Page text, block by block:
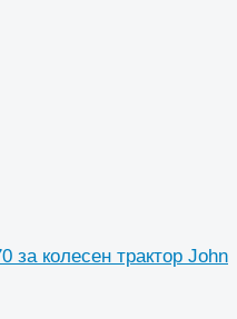
за колесен трактор John